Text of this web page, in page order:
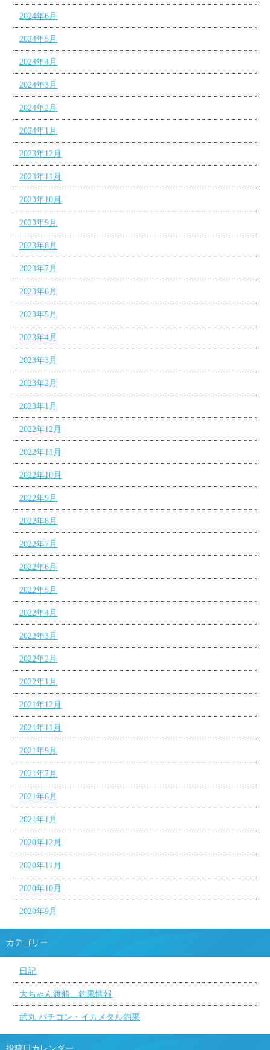
2024年6月
2024年5月
2024年4月
2024年3月
2024年2月
2024年1月
2023年12月
2023年11月
2023年10月
2023年9月
2023年8月
2023年7月
2023年6月
2023年5月
2023年4月
2023年3月
2023年2月
2023年1月
2022年12月
2022年11月
2022年10月
2022年9月
2022年8月
2022年7月
2022年6月
2022年5月
2022年4月
2022年3月
2022年2月
2022年1月
2021年12月
2021年11月
2021年9月
2021年7月
2021年6月
2021年1月
2020年12月
2020年11月
2020年10月
2020年9月
カテゴリー
日記
大ちゃん渡船、釣果情報
武丸 バチコン・イカメタル釣果